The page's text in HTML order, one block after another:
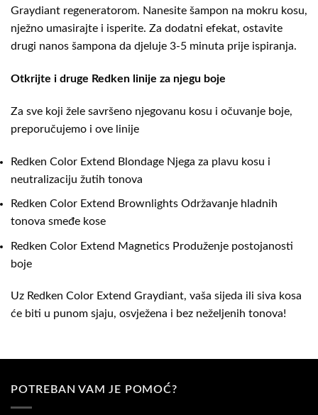
Graydiant regeneratorom. Nanesite šampon na mokru kosu,
nježno umasirajte i isperite. Za dodatni efekat, ostavite
drugi nanos šampona da djeluje 3-5 minuta prije ispiranja.
Otkrijte i druge Redken linije za njegu boje
Za sve koji žele savršeno njegovanu kosu i očuvanje boje,
preporučujemo i ove linije
Redken Color Extend Blondage Njega za plavu kosu i
neutralizaciju žutih tonova
Redken Color Extend Brownlights Održavanje hladnih
tonova smeđe kose
Redken Color Extend Magnetics Produženje postojanosti
boje
Uz Redken Color Extend Graydiant, vaša sijeda ili siva kosa
će biti u punom sjaju, osvježena i bez neželjenih tonova!
POTREBAN VAM JE POMOĆ?